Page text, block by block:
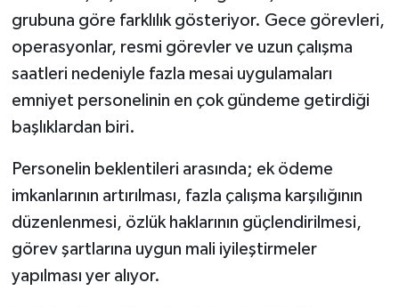
grubuna göre farklılık gösteriyor. Gece görevleri,
operasyonlar, resmi görevler ve uzun çalışma
saatleri nedeniyle fazla mesai uygulamaları
emniyet personelinin en çok gündeme getirdiği
başlıklardan biri.
Personelin beklentileri arasında; ek ödeme
imkanlarının artırılması, fazla çalışma karşılığının
düzenlenmesi, özlük haklarının güçlendirilmesi,
görev şartlarına uygun mali iyileştirmeler
yapılması yer alıyor.